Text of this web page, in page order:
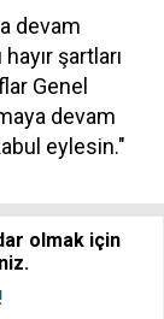
devam
şartları
Genel
devam
eylesin."
olmak için